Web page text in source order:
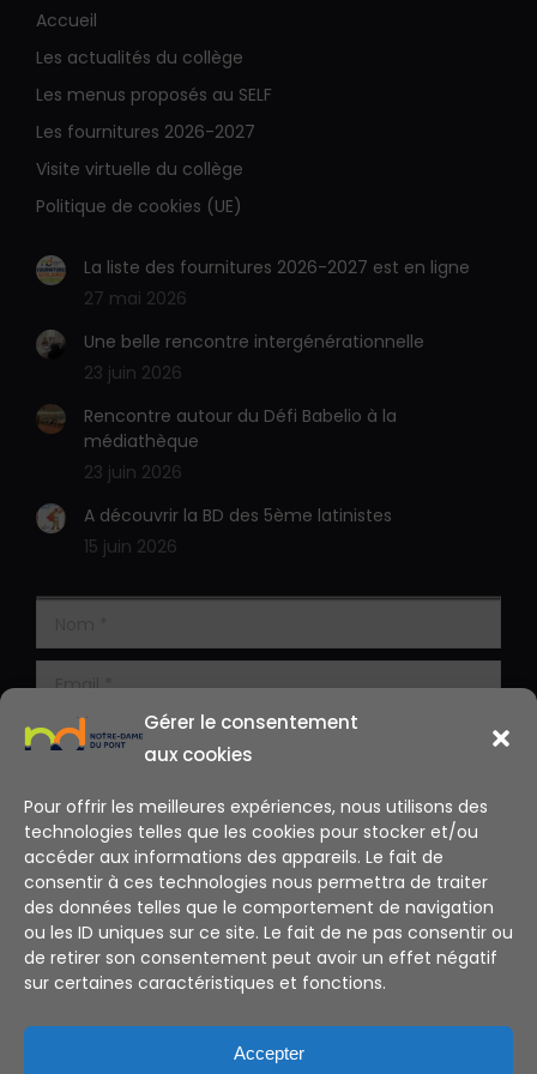
Gérer le consentement
aux cookies
Pour offrir les meilleures expériences, nous utilisons des
technologies telles que les cookies pour stocker et/ou
accéder aux informations des appareils. Le fait de
consentir à ces technologies nous permettra de traiter
des données telles que le comportement de navigation
ou les ID uniques sur ce site. Le fait de ne pas consentir ou
de retirer son consentement peut avoir un effet négatif
sur certaines caractéristiques et fonctions.
Accepter
E-
mail
s'ouvre
dans
une
fenêtre
Site
Web
s'ouvre
dans
une
fenêtre
Accueil
Les actualités du collège
Les menus proposés au SELF
Les fournitures 2026-2027
Visite virtuelle du collège
Politique de cookies (UE)
La liste des fournitures 2026-2027 est en ligne
27 mai 2026
Une belle rencontre intergénérationnelle
23 juin 2026
Rencontre autour du Défi Babelio à la
médiathèque
23 juin 2026
A découvrir la BD des 5ème latinistes
15 juin 2026
Alternative: